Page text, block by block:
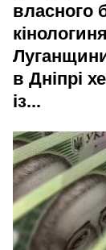
власного
в Дніпрі
із...